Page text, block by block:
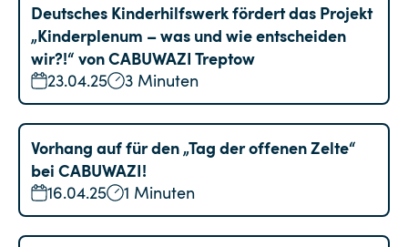
Deutsches Kinderhilfswerk fördert das Projekt
„Kinderplenum – was und wie entscheiden
wir?!“ von CABUWAZI Treptow
23.04.25 3 Minuten
Vorhang auf für den „Tag der offenen Zelte“
bei CABUWAZI!
16.04.25 1 Minuten